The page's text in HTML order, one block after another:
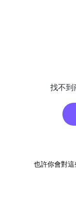
找不到
也許你會對